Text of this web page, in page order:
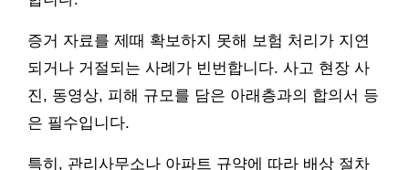
증거 자료를 제때 확보하지 못해 보험 처리가 지연
되거나 거절되는 사례가 빈번합니다. 사고 현장 사
진, 동영상, 피해 규모를 담은 아래층과의 합의서 등
은 필수입니다.
특히, 관리사무소나 아파트 규약에 따라 배상 절차